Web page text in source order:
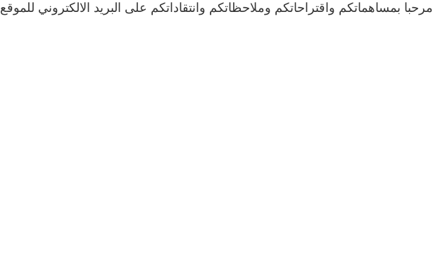
مرحبا بمساهماتكم واقتراحاتكم وملاحظاتكم وانتقاداتكم على البريد الالكتروني للموقع